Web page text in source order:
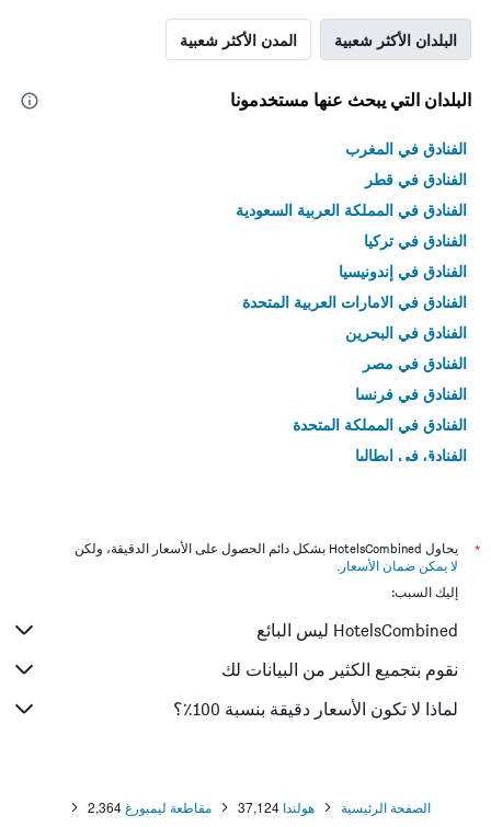
البلدان الأكثر شعبية المدن الأكثر شعبية
البلدان التي يبحث عنها مستخدمونا
الفنادق في المغرب
الفنادق في قطر
الفنادق في المملكة العربية السعودية
الفنادق في تركيا
الفنادق في إندونيسيا
الفنادق في الامارات العربية المتحدة
الفنادق في البحرين
الفنادق في مصر
الفنادق في فرنسا
الفنادق في المملكة المتحدة
الفنادق في إيطاليا
*
يحاول HotelsCombined بشكل دائم الحصول على الأسعار الدقيقة، ولكن
لا يمكن ضمان الأسعار .
إليك السبب:
HotelsCombined ليس البائع
نقوم بتجميع الكثير من البيانات لك
لماذا لا تكون الأسعار دقيقة بنسبة 100٪؟
الصفحة الرئيسية هولندا 37,124 مقاطعة ليمبورغ 2,364